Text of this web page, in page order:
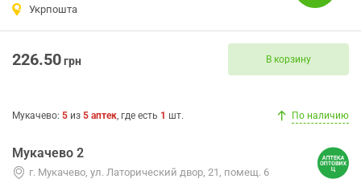
Укрпошта
226.50грн В корзину
Мукачево: 5 из 5 аптек, где есть 1 шт. По наличию
Мукачево 2
г. Мукачево, ул. Латорический двор, 21, помещ. 6